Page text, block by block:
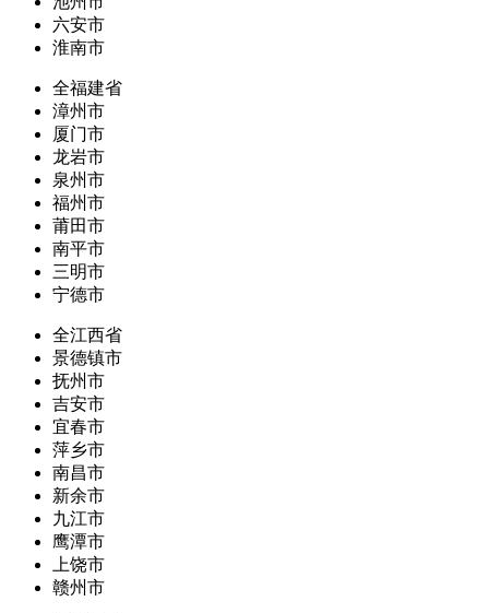
六安市
淮南市
全福建省
漳州市
厦门市
龙岩市
泉州市
福州市
莆田市
南平市
三明市
宁德市
全江西省
景德镇市
抚州市
吉安市
宜春市
萍乡市
南昌市
新余市
九江市
鹰潭市
上饶市
赣州市